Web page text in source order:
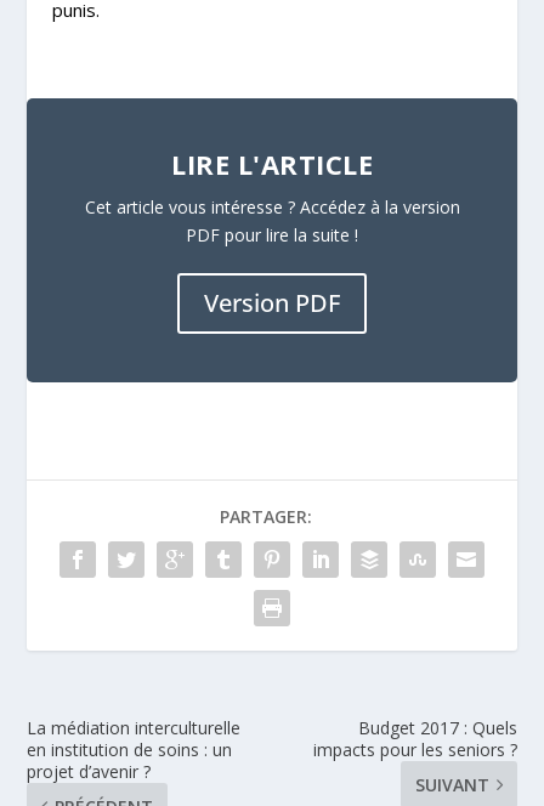
punis.
LIRE L'ARTICLE
Cet article vous intéresse ? Accédez à la version
PDF pour lire la suite !
Version PDF
PARTAGER:
La médiation interculturelle
en institution de soins : un
projet d’avenir ?
Budget 2017 : Quels
impacts pour les seniors ?
SUIVANT